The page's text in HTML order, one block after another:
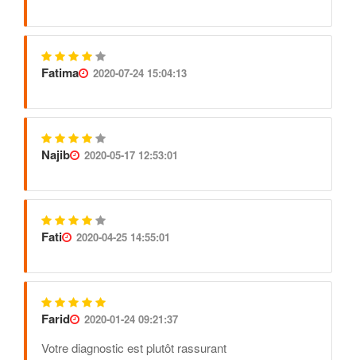
Fatima 2020-07-24 15:04:13
Najib 2020-05-17 12:53:01
Fati 2020-04-25 14:55:01
Farid 2020-01-24 09:21:37
Votre diagnostic est plutôt rassurant